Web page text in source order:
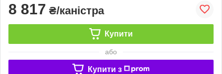
8 817 ₴/каністра
Купити
або
Купити з